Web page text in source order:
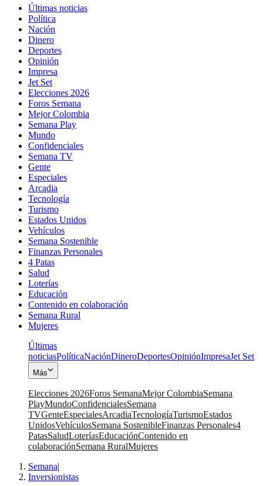
Últimas noticias
Política
Nación
Dinero
Deportes
Opinión
Impresa
Jet Set
Elecciones 2026
Foros Semana
Mejor Colombia
Semana Play
Mundo
Confidenciales
Semana TV
Gente
Especiales
Arcadia
Tecnología
Turismo
Estados Unidos
Vehículos
Semana Sostenible
Finanzas Personales
4 Patas
Salud
Loterías
Educación
Contenido en colaboración
Semana Rural
Mujeres
Últimas
noticiasPolíticaNaciónDineroDeportesOpiniónImpresaJet Set
Más
Elecciones 2026Foros SemanaMejor ColombiaSemana
PlayMundoConfidencialesSemana
TVGenteEspecialesArcadiaTecnologíaTurismoEstados
UnidosVehículosSemana SostenibleFinanzas Personales4
PatasSaludLoteríasEducaciónContenido en
colaboraciónSemana RuralMujeres
Semana|
Inversionistas